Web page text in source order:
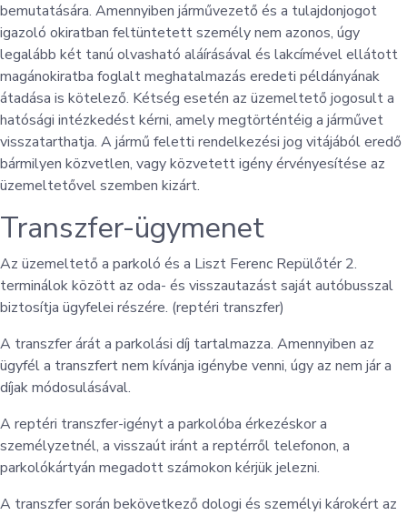
bemutatására. Amennyiben járművezető és a tulajdonjogot
igazoló okiratban feltüntetett személy nem azonos, úgy
legalább két tanú olvasható aláírásával és lakcímével ellátott
magánokiratba foglalt meghatalmazás eredeti példányának
átadása is kötelező. Kétség esetén az üzemeltető jogosult a
hatósági intézkedést kérni, amely megtörténtéig a járművet
visszatarthatja. A jármű feletti rendelkezési jog vitájából eredő
bármilyen közvetlen, vagy közvetett igény érvényesítése az
üzemeltetővel szemben kizárt.
Transzfer-ügymenet
Az üzemeltető a parkoló és a Liszt Ferenc Repülőtér 2.
terminálok között az oda- és visszautazást saját autóbusszal
biztosítja ügyfelei részére. (reptéri transzfer)
A transzfer árát a parkolási díj tartalmazza. Amennyiben az
ügyfél a transzfert nem kívánja igénybe venni, úgy az nem jár a
díjak módosulásával.
A reptéri transzfer-igényt a parkolóba érkezéskor a
személyzetnél, a visszaút iránt a reptérről telefonon, a
parkolókártyán megadott számokon kérjük jelezni.
A transzfer során bekövetkező dologi és személyi károkért az